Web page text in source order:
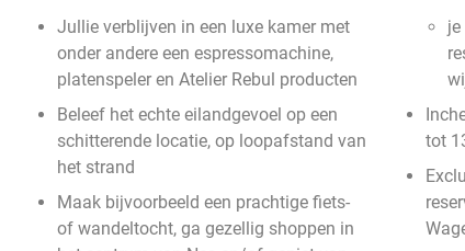
Jullie verblijven in een luxe kamer met
onder andere een espressomachine,
platenspeler en Atelier Rebul producten
Beleef het echte eilandgevoel op een
schitterende locatie, op loopafstand van
het strand
Maak bijvoorbeeld een prachtige fiets-
of wandeltocht, ga gezellig shoppen in
tot